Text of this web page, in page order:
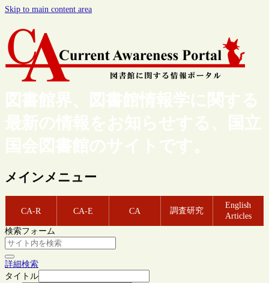
Skip to main content area
図書館界、図書館情報学に関する
最新の情報をお知らせする、国立
国会図書館のサイトです。
メインメニュー
CA-R CA-E CA 調査研究
English
Articles
検索フォーム
詳細検索
タイトル